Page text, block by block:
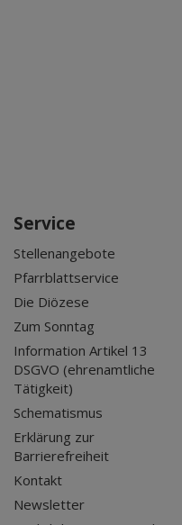
Service
Stellenangebote
Pfarrblattservice
Die Diözese
Zum Sonntag
Information Artikel 13
DSGVO (ehrenamtliche
Tätigkeit)
Schematismus
Erklärung zur
Barrierefreiheit
Kontakt
Newsletter